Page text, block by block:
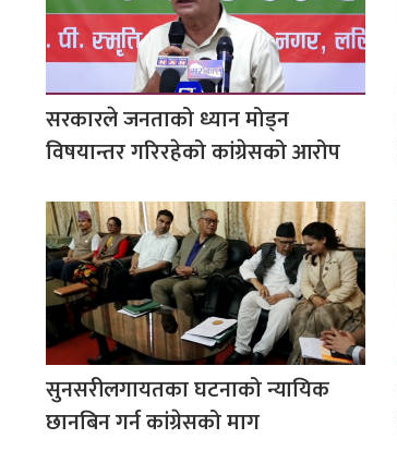
सरकारले जनताको ध्यान मोड्न
विषयान्तर गरिरहेको कांग्रेसको आरोप
सुनसरीलगायतका घटनाको न्यायिक
छानबिन गर्न कांग्रेसको माग